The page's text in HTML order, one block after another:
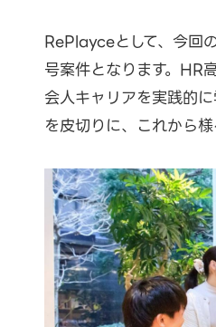
RePlayceとして、今回
号案件となります。HR
会人キャリアを実践的
を皮切りに、これから